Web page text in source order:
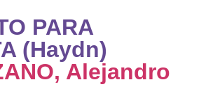
PARA
(Haydn)
Alejandro